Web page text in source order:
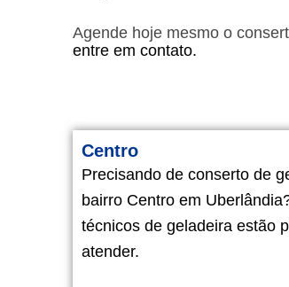
Agende hoje mesmo o
entre em contato.
Centro
Precisando de conserto de
bairro Centro em
técnicos de geladeira estão
atender.